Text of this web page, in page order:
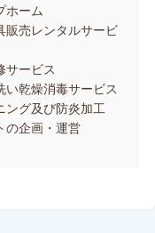
ホーム
販売レンタルサービ
サービス
い乾燥消毒サービス
ング及び防炎加工
の企画・運営